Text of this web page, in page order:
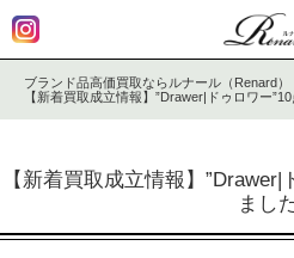
ブランド品高価買取ならルナール（Renard）
【新着買取成立情報】”Drawer|ドゥロワー
【新着買取成立情報】
まし